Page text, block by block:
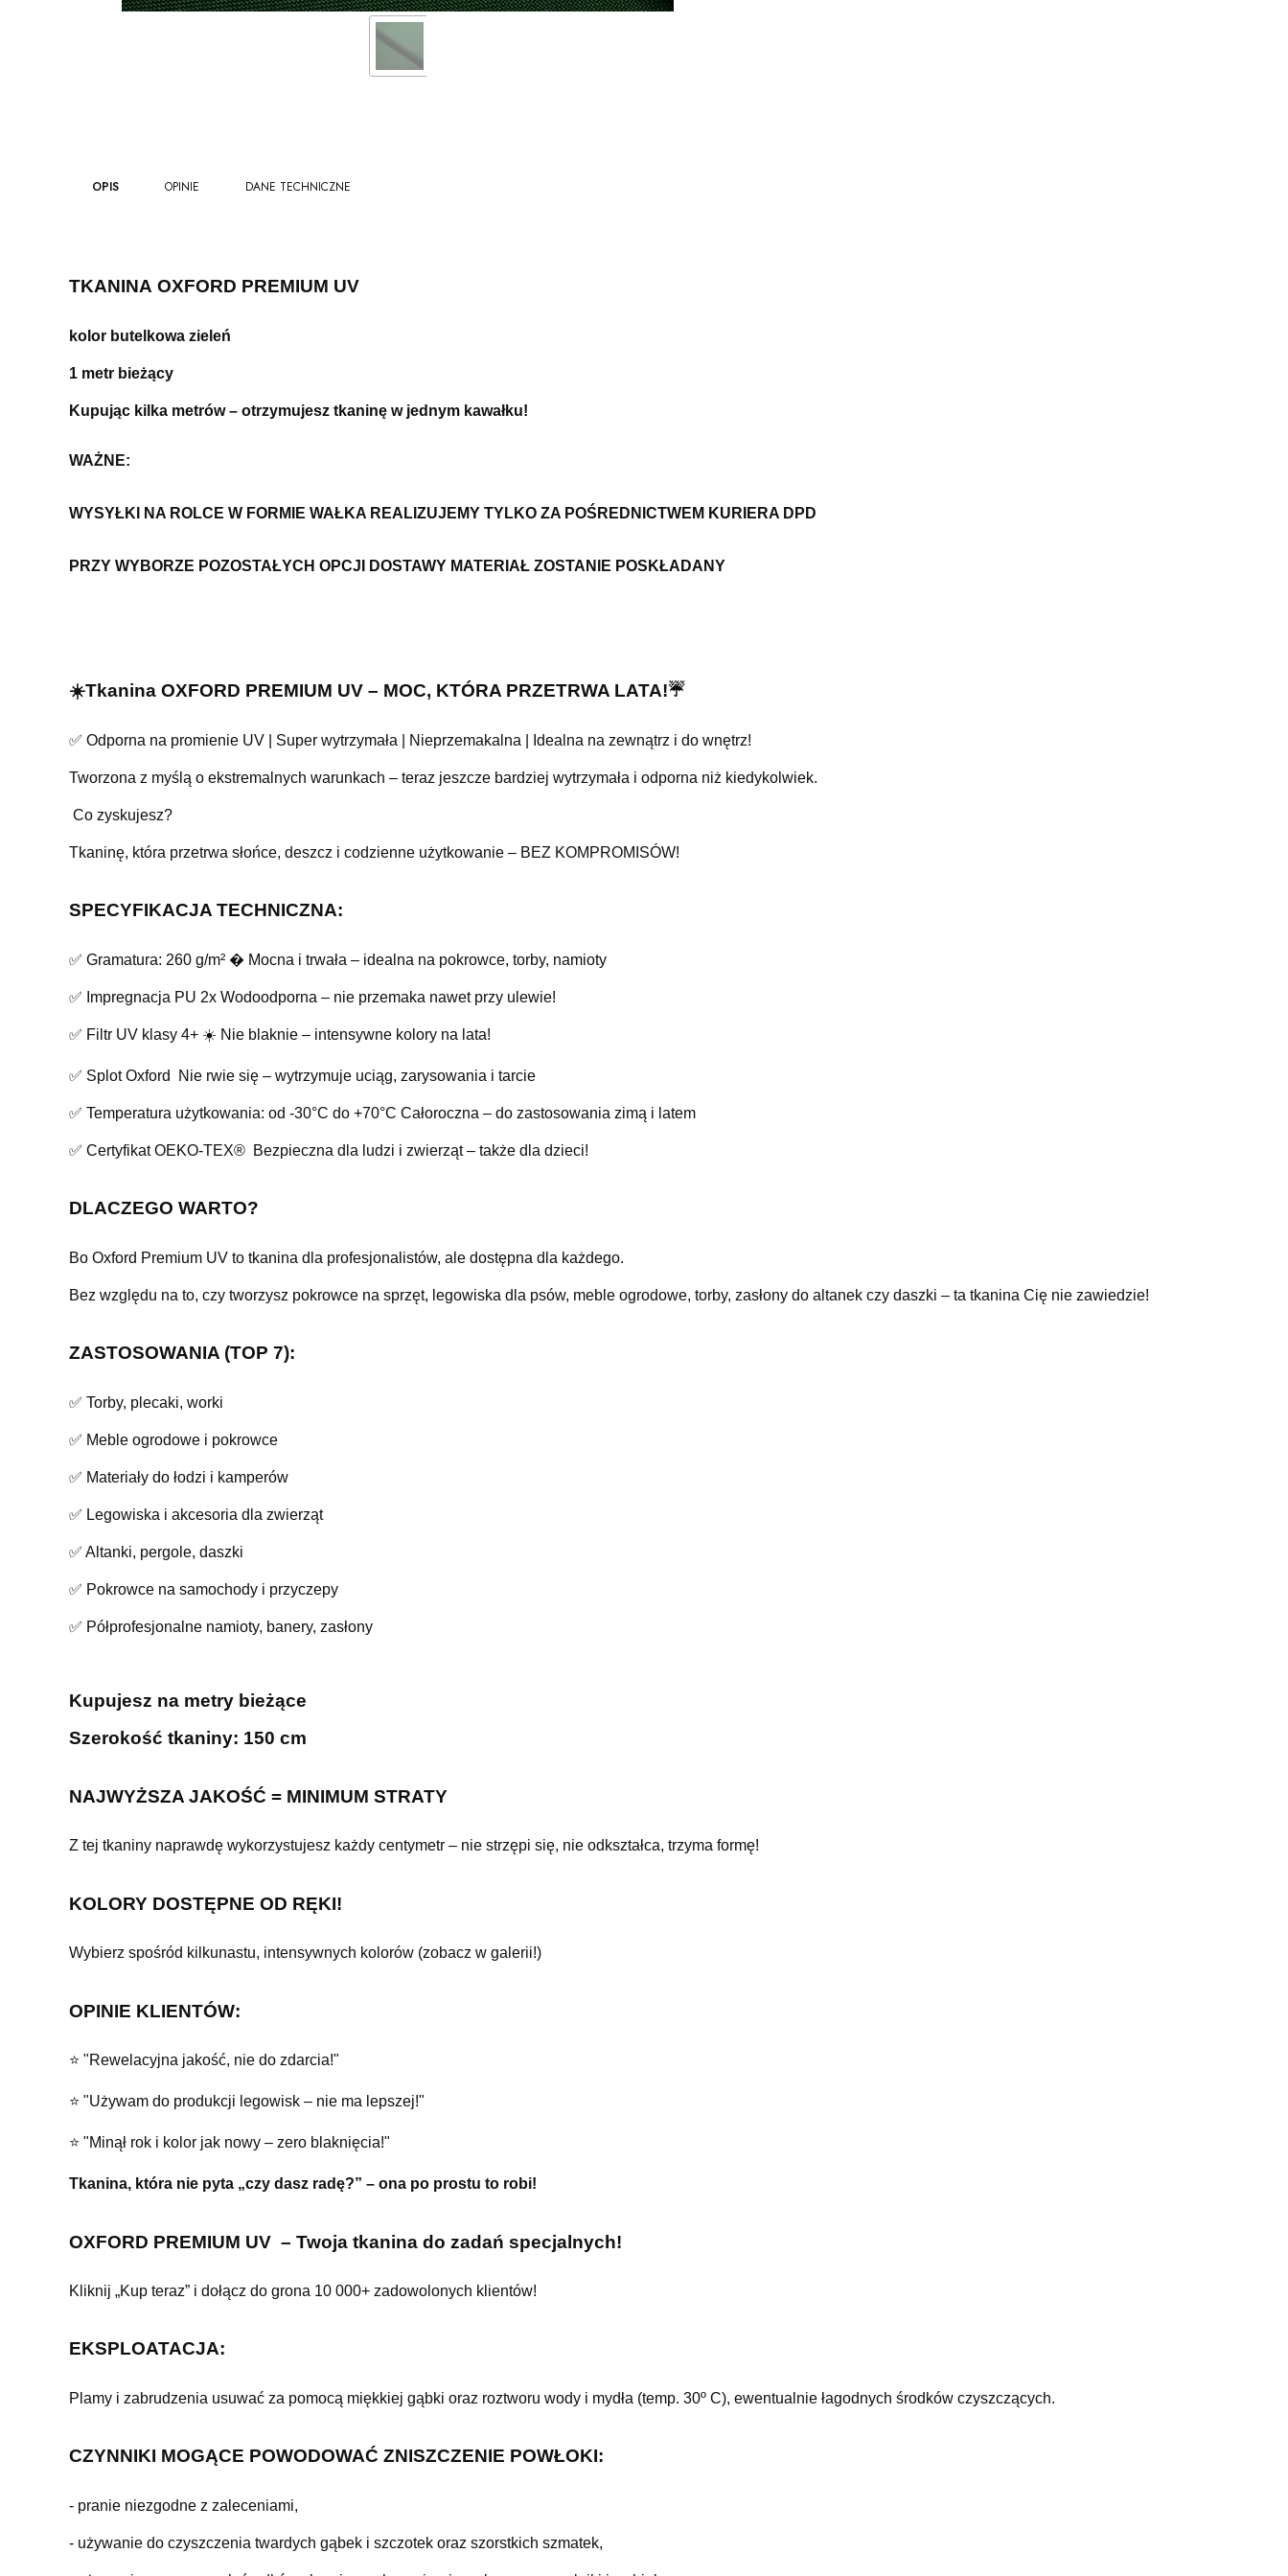
OPIS OPINIE DANE TECHNICZNE
TKANINA OXFORD PREMIUM UV
kolor butelkowa zieleń
1 metr bieżący
Kupując kilka metrów – otrzymujesz tkaninę w jednym kawałku!
WAŻNE:
WYSYŁKI NA ROLCE W FORMIE WAŁKA REALIZUJEMY TYLKO ZA POŚREDNICTWEM KURIERA DPD
PRZY WYBORZE POZOSTAŁYCH OPCJI DOSTAWY MATERIAŁ ZOSTANIE POSKŁADANY
☀️Tkanina OXFORD PREMIUM UV – MOC, KTÓRA PRZETRWA LATA!☔
✅ Odporna na promienie UV | Super wytrzymała | Nieprzemakalna | Idealna na zewnątrz i do wnętrz!
Tworzona z myślą o ekstremalnych warunkach – teraz jeszcze bardziej wytrzymała i odporna niż kiedykolwiek.
️ Co zyskujesz?
Tkaninę, która przetrwa słońce, deszcz i codzienne użytkowanie – BEZ KOMPROMISÓW!
SPECYFIKACJA TECHNICZNA:
✅ Gramatura: 260 g/m² � Mocna i trwała – idealna na pokrowce, torby, namioty
✅ Impregnacja PU 2x Wodoodporna – nie przemaka nawet przy ulewie!
✅ Filtr UV klasy 4+ ☀️ Nie blaknie – intensywne kolory na lata!
✅ Splot Oxford Nie rwie się – wytrzymuje uciąg, zarysowania i tarcie
✅ Temperatura użytkowania: od -30°C do +70°C Całoroczna – do zastosowania zimą i latem
✅ Certyfikat OEKO-TEX® Bezpieczna dla ludzi i zwierząt – także dla dzieci!
DLACZEGO WARTO?
Bo Oxford Premium UV to tkanina dla profesjonalistów, ale dostępna dla każdego.
Bez względu na to, czy tworzysz pokrowce na sprzęt, legowiska dla psów, meble ogrodowe, torby, zasłony do altanek czy daszki – ta tkanina Cię nie zawiedzie!
ZASTOSOWANIA (TOP 7):
✅ Torby, plecaki, worki
✅ Meble ogrodowe i pokrowce
✅ Materiały do łodzi i kamperów
✅ Legowiska i akcesoria dla zwierząt
✅ Altanki, pergole, daszki
✅ Pokrowce na samochody i przyczepy
✅ Półprofesjonalne namioty, banery, zasłony
Kupujesz na metry bieżące
Szerokość tkaniny: 150 cm
NAJWYŻSZA JAKOŚĆ = MINIMUM STRATY
Z tej tkaniny naprawdę wykorzystujesz każdy centymetr – nie strzępi się, nie odkształca, trzyma formę!
KOLORY DOSTĘPNE OD RĘKI!
Wybierz spośród kilkunastu, intensywnych kolorów (zobacz w galerii!)
OPINIE KLIENTÓW:
⭐ "Rewelacyjna jakość, nie do zdarcia!"
⭐ "Używam do produkcji legowisk – nie ma lepszej!"
⭐ "Minął rok i kolor jak nowy – zero blaknięcia!"
Tkanina, która nie pyta „czy dasz radę?” – ona po prostu to robi!
OXFORD PREMIUM UV – Twoja tkanina do zadań specjalnych!
Kliknij „Kup teraz” i dołącz do grona 10 000+ zadowolonych klientów!
EKSPLOATACJA:
Plamy i zabrudzenia usuwać za pomocą miękkiej gąbki oraz roztworu wody i mydła (temp. 30º C), ewentualnie łagodnych środków czyszczących.
CZYNNIKI MOGĄCE POWODOWAĆ ZNISZCZENIE POWŁOKI:
- pranie niezgodne z zaleceniami,
- używanie do czyszczenia twardych gąbek i szczotek oraz szorstkich szmatek,